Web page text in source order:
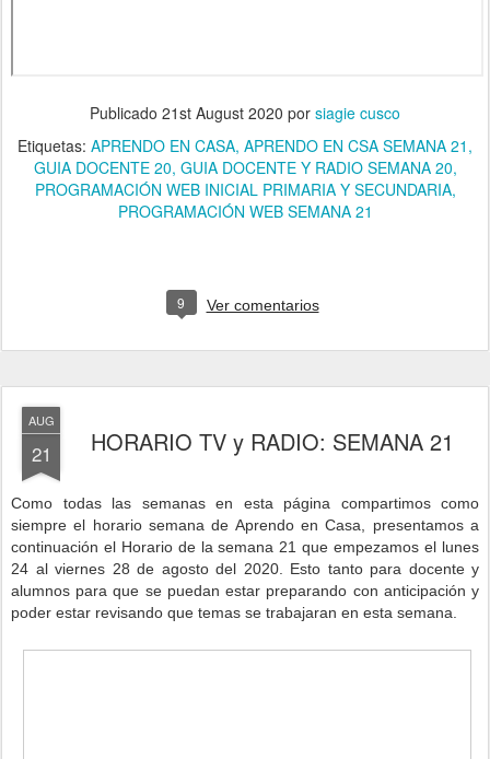
Publicado 21st August 2020 por siagie cusco
Etiquetas: APRENDO EN CASA APRENDO EN CSA SEMANA 21
GUIA DOCENTE 20 GUIA DOCENTE Y RADIO SEMANA 20
PROGRAMACIÓN WEB INICIAL PRIMARIA Y SECUNDARIA
PROGRAMACIÓN WEB SEMANA 21
9 Ver comentarios
AUG
21 HORARIO TV y RADIO: SEMANA 21
Como todas las semanas en esta página compartimos como
siempre el horario semana de Aprendo en Casa, presentamos a
continuación el Horario de la semana 21 que empezamos el lunes
24 al viernes 28 de agosto del 2020. Esto tanto para docente y
alumnos para que se puedan estar preparando con anticipación y
poder estar revisando que temas se trabajaran en esta semana.